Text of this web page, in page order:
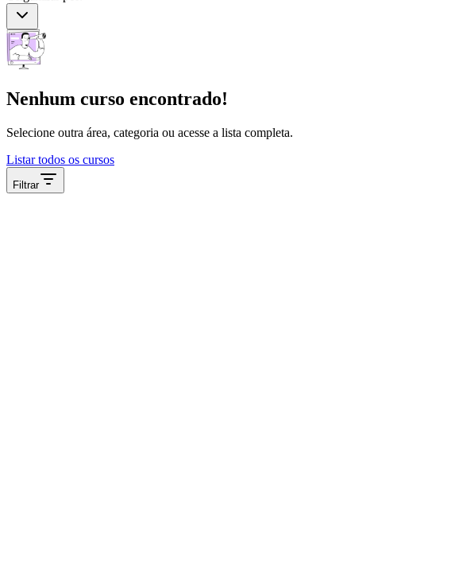
Nenhum curso encontrado!
Selecione outra área, categoria ou acesse a lista completa.
Listar todos os cursos
Filtrar